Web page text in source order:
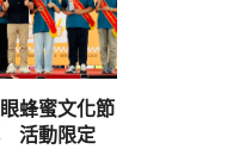
蜂蜜文化節
活動限定